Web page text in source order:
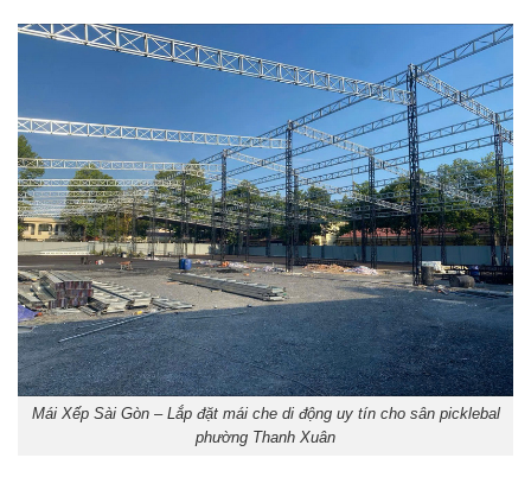
Mái Xếp Sài Gòn – Lắp đặt mái che di động uy tín cho sân picklebal
phường Thanh Xuân